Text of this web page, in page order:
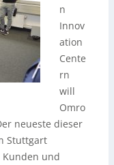
n
Innov
ation
Cente
rn
will
Omro
neueste dieser
Stuttgart
und